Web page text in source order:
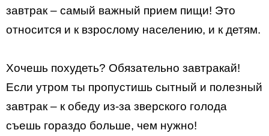
завтрак – самый важный прием пищи! Это
относится и к взрослому населению, и к детям.
Хочешь похудеть? Обязательно завтракай!
Если утром ты пропустишь сытный и полезный
завтрак – к обеду из-за зверского голода
съешь гораздо больше, чем нужно!